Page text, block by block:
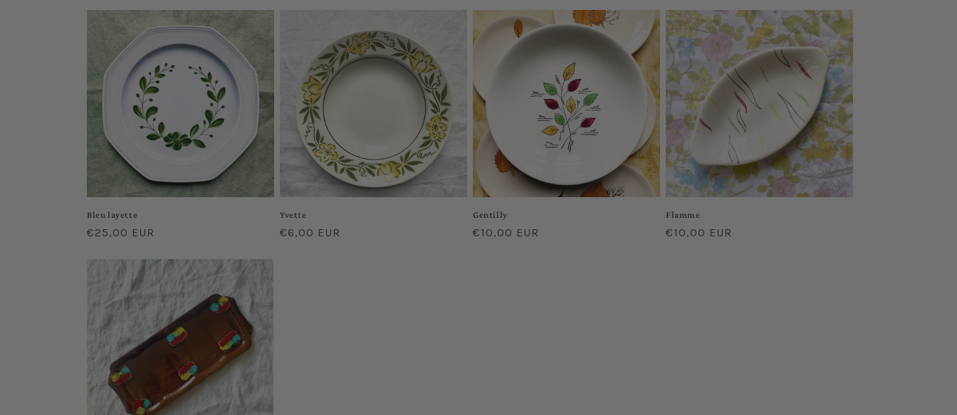
Bleu layette
Prix
€25,00 EUR
Yvette
Prix
€6,00 EUR
Gentilly
Prix
€10,00 EUR
Flamme
Prix
€10,00 EUR